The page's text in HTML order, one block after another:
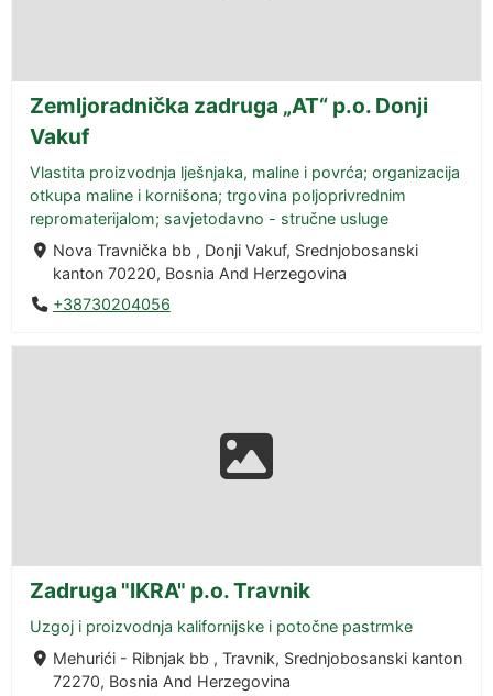
Zemljoradnička zadruga „AT“ p.o. Donji
Vakuf
Vlastita proizvodnja lješnjaka, maline i povrća; organizacija
otkupa maline i kornišona; trgovina poljoprivrednim
repromaterijalom; savjetodavno - stručne usluge
Nova Travnička bb , Donji Vakuf, Srednjobosanski
kanton 70220, Bosnia And Herzegovina
+38730204056
Zadruga "IKRA" p.o. Travnik
Uzgoj i proizvodnja kalifornijske i potočne pastrmke
Mehurići - Ribnjak bb , Travnik, Srednjobosanski kanton
72270, Bosnia And Herzegovina